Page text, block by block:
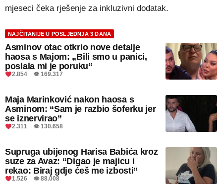
mjeseci čeka rješenje za inkluzivni dodatak.
NAJČITANIJE U POSLJEDNJA 3 DANA
Asminov otac otkrio nove detalje
haosa s Majom: „Bili smo u panici,
poslala mi je poruku“
2.854 👁 169.317
Maja Marinković nakon haosa s
Asminom: “Sam je razbio šoferku jer
se iznervirao”
2.311 👁 130.658
Supruga ubijenog Harisa Babića kroz
suze za Avaz: “Digao je majicu i
rekao: Biraj gdje ćeš me izbosti”
1.526 👁 88.008